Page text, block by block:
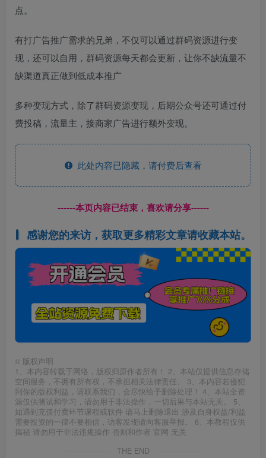
点。
有打广告推广需求的兄弟，不仅可以通过群码资源进行变
现，还可以自用，群码资源每天都会更新，让你不缺流量不
缺渠道真正做到低成本推广
多种变现方式，除了群码资源变现，后期公众号还可通过付
费投稿，流量主，接商家广告进行额外变现。
此处内容已隐藏，请付费后查看
------本页内容已结束，喜欢请分享------
感谢您的来访，获取更多精彩文章请收藏本站。
© 版权声明
1、本内容转载于网络，版权归原作者所有！ 2、本站仅提供信息存储
空间服务，不拥有所有权，不承担相关法律责任。 3、本内容若侵犯
到你的版权利益，请联系我们，会尽快给予删除处理！ 4、本站全资
源仅供测试和学习，请勿用于非法操作，一切后果与本站无关。 5、
如遇到充值付费环节课程或软件 请马上删除退出 涉及自身权益/利益
需要投资的一律不要相信，访客发现请向客服举报。 6、本教程仅供
揭秘 请勿用于非法违规操作 否则和作者 官网 无关
THE END